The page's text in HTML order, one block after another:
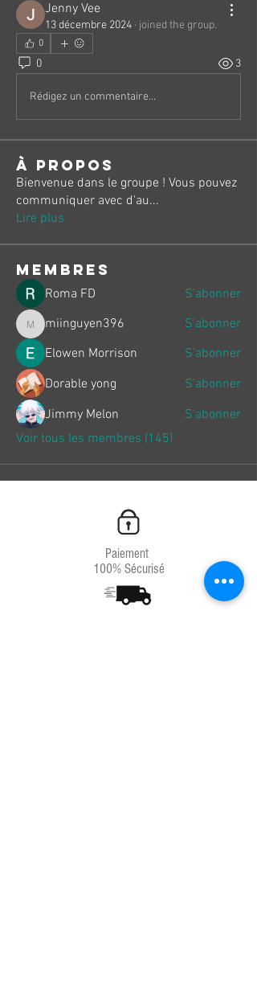
Jenny Vee
13 décembre 2024 · joined the group.
0
0 3
Rédigez un commentaire...
À propos
Bienvenue dans le groupe ! Vous pouvez
communiquer avec d'au...
Lire plus
membres
Roma FD S'abonner
miinguyen396
miinguyen396
S'abonner
Elowen Morrison
S'abonner
Dorable yong
S'abonner
Jimmy Melon
S'abonner
Voir tous les membres (145)
Paiement
100% Sécurisé